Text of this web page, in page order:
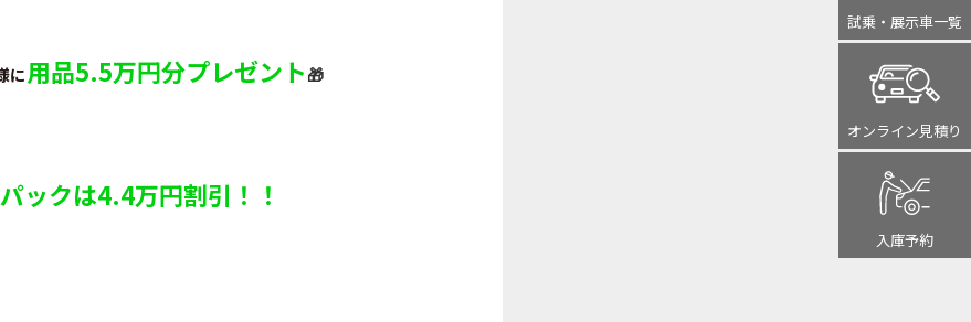
試乗・展示車一覧
オンライン見積り
入庫予約
に用品5.5万円分プレゼント🎁
ックは4.4万円割引！！